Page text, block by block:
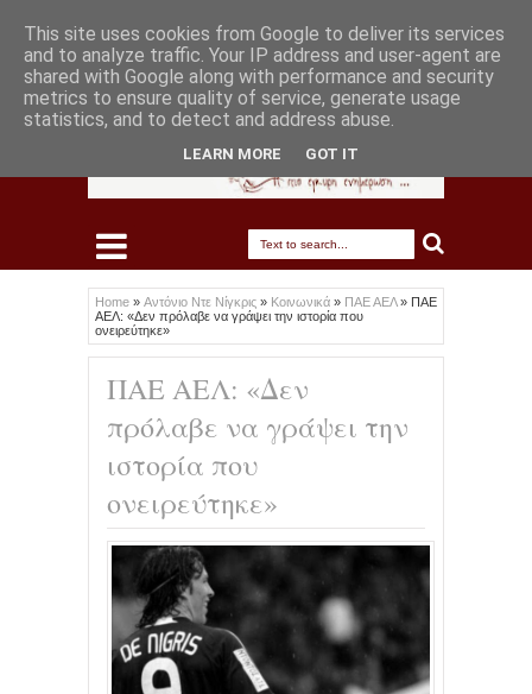
Home » Αντόνιο Ντε Νίγκρις » Κοινωνικά » ΠΑΕ ΑΕΛ» ΠΑΕ
ΑΕΛ: «Δεν πρόλαβε να γράψει την ιστορία που
ονειρεύτηκε»
ΠΑΕ ΑΕΛ: «Δεν
πρόλαβε να γράψει την
ιστορία που
ονειρεύτηκε»
This site uses cookies from Google to deliver its services
and to analyze traffic. Your IP address and user-agent are
shared with Google along with performance and security
metrics to ensure quality of service, generate usage
statistics, and to detect and address abuse.
LEARN MORE GOT IT